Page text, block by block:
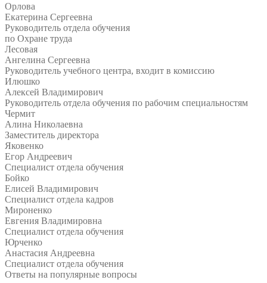
Орлова
Екатерина Сергеевна
Руководитель отдела обучения
по Охране труда
Лесовая
Ангелина Сергеевна
Руководитель учебного центра, входит в комиссию
Илюшко
Алексей Владимирович
Руководитель отдела обучения по рабочим специальностям
Чермит
Алина Николаевна
Заместитель директора
Яковенко
Егор Андреевич
Специалист отдела обучения
Бойко
Елисей Владимирович
Специалист отдела кадров
Мироненко
Евгения Владимировна
Специалист отдела обучения
Юрченко
Анастасия Андреевна
Специалист отдела обучения
Ответы на популярные вопросы